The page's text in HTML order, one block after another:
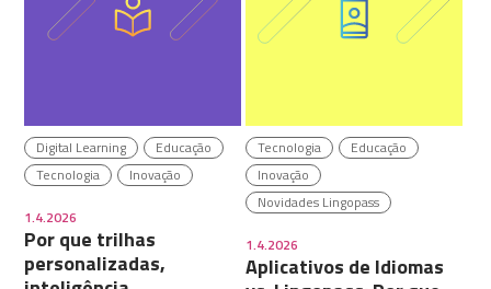
Digital Learning
Educação
Tecnologia
Inovação
1.4.2026
Por que trilhas
personalizadas,
Tecnologia
Educação
Inovação
Novidades Lingopass
1.4.2026
Aplicativos de Idiomas